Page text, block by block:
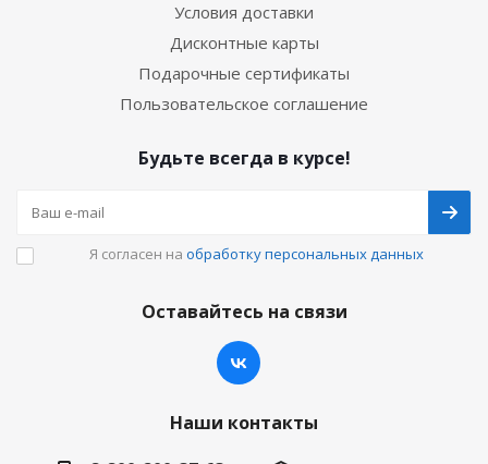
Условия доставки
Дисконтные карты
Подарочные сертификаты
Пользовательское соглашение
Будьте всегда в курсе!
Я согласен на обработку персональных данных
Оставайтесь на связи
Наши контакты